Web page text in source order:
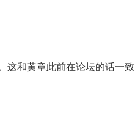
这和黄章此前在论坛的话一